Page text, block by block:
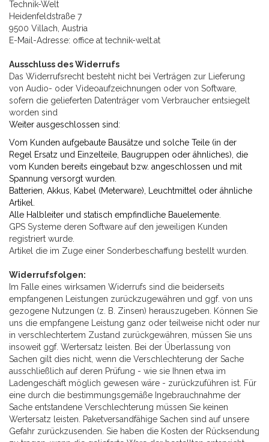
Technik-Welt
Heidenfeldstraße 7
9500 Villach, Austria
E-Mail-Adresse: office at technik-welt.at
Ausschluss des Widerrufs
Das Widerrufsrecht besteht nicht bei Verträgen zur Lieferung
von Audio- oder Videoaufzeichnungen oder von Software,
sofern die gelieferten Datenträger vom Verbraucher entsiegelt
worden sind
Weiter ausgeschlossen sind:
Vom Kunden aufgebaute Bausätze und solche Teile (in der
Regel Ersatz und Einzelteile, Baugruppen oder ähnliches), die
vom Kunden bereits eingebaut bzw. angeschlossen und mit
Spannung versorgt wurden.
Batterien, Akkus, Kabel (Meterware), Leuchtmittel oder ähnliche
Artikel.
Alle Halbleiter und statisch empfindliche Bauelemente.
GPS Systeme deren Software auf den jeweiligen Kunden
registriert wurde.
Artikel die im Zuge einer Sonderbeschaffung bestellt wurden.
Widerrufsfolgen:
Im Falle eines wirksamen Widerrufs sind die beiderseits
empfangenen Leistungen zurückzugewähren und ggf. von uns
gezogene Nutzungen (z. B. Zinsen) herauszugeben. Können Sie
uns die empfangene Leistung ganz oder teilweise nicht oder nur
in verschlechtertem Zustand zurückgewähren, müssen Sie uns
insoweit ggf. Wertersatz leisten. Bei der Überlassung von
Sachen gilt dies nicht, wenn die Verschlechterung der Sache
ausschließlich auf deren Prüfung - wie sie Ihnen etwa im
Ladengeschäft möglich gewesen wäre - zurückzuführen ist. Für
eine durch die bestimmungsgemäße Ingebrauchnahme der
Sache entstandene Verschlechterung müssen Sie keinen
Wertersatz leisten. Paketversandfähige Sachen sind auf unsere
Gefahr zurückzusenden. Sie haben die Kosten der Rücksendung